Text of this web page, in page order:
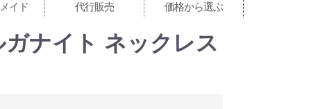
イド 代行販売 価格から選ぶ
ナイト ネックレス